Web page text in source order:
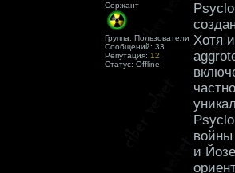
Сержант
Группа: Пользователи
Сообщений: 33
Репутация: 12
Статус: Offline
Хотя
и